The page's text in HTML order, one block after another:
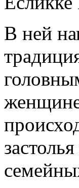
В ней